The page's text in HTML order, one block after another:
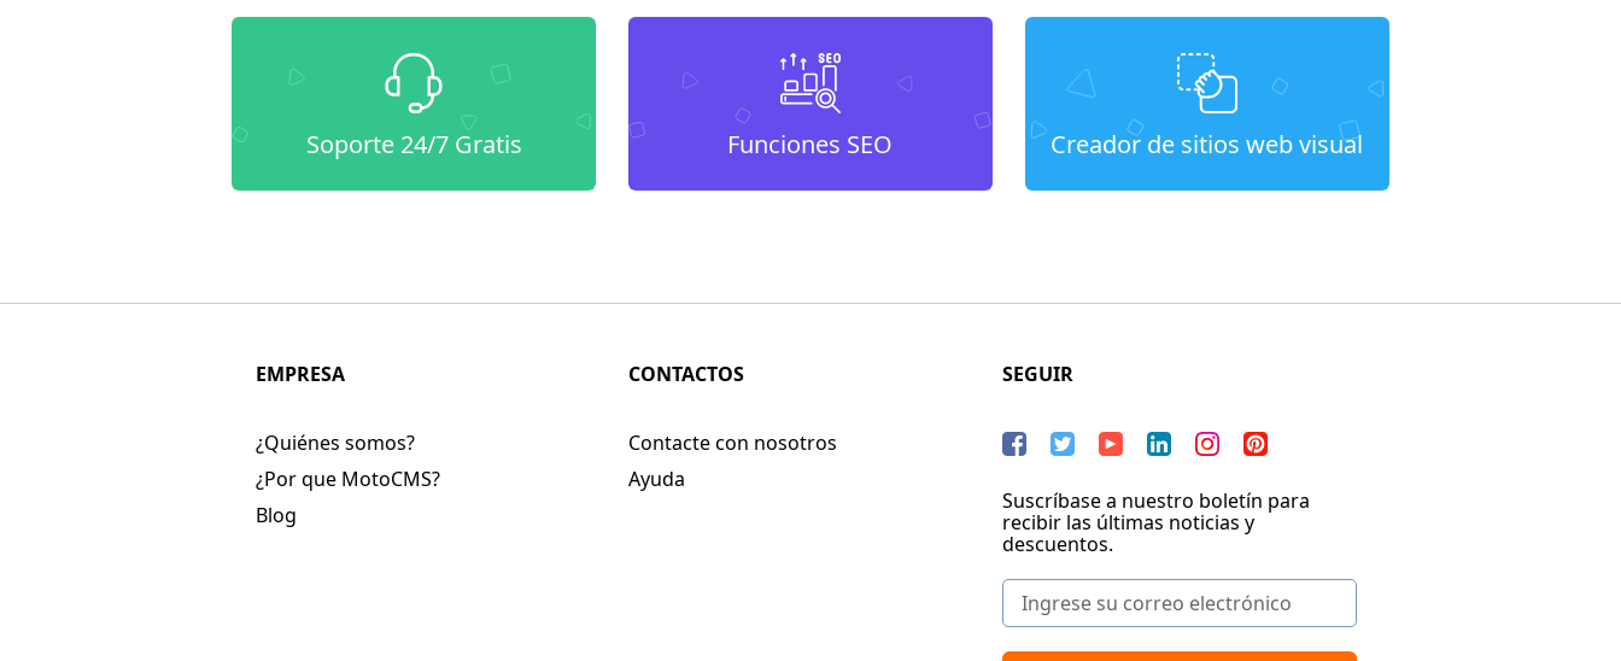
Soporte 24/7 Gratis Funciones SEO Creador de sitios web visual
EMPRESA
¿Quiénes somos?
¿Por que MotoCMS?
Blog
CONTACTOS
Contacte con nosotros
Ayuda
SEGUIR
Suscríbase a nuestro boletín para
recibir las últimas noticias y
descuentos.